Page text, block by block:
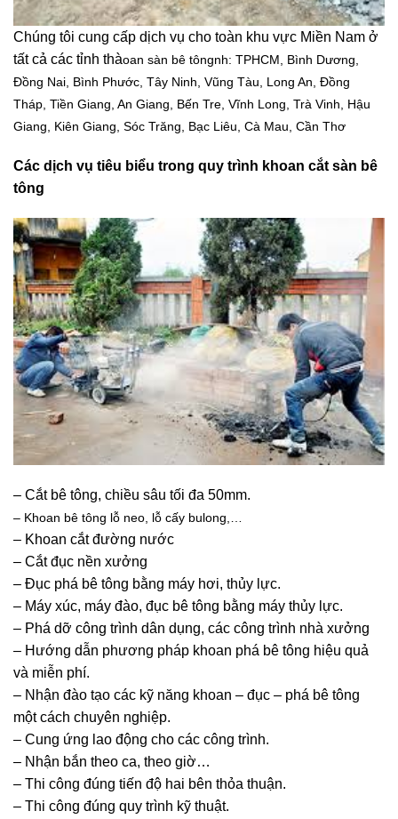
Chúng tôi cung cấp dịch vụ cho toàn khu vực Miền Nam ở
tất cả các tỉnh thàoan sàn bê tôngnh: TPHCM, Bình Dương,
Đồng Nai, Bình Phước, Tây Ninh, Vũng Tàu, Long An, Đồng
Tháp, Tiền Giang, An Giang, Bến Tre, Vĩnh Long, Trà Vinh, Hậu
Giang, Kiên Giang, Sóc Trăng, Bạc Liêu, Cà Mau, Cần Thơ
Các dịch vụ tiêu biểu trong quy trình khoan cắt sàn bê
tông
– Cắt bê tông, chiều sâu tối đa 50mm.
– Khoan bê tông lỗ neo, lỗ cấy bulong,…
– Khoan cắt đường nước
– Cắt đục nền xưởng
– Đục phá bê tông bằng máy hơi, thủy lực.
– Máy xúc, máy đào, đục bê tông bằng máy thủy lực.
– Phá dỡ công trình dân dụng, các công trình nhà xưởng
– Hướng dẫn phương pháp khoan phá bê tông hiệu quả
và miễn phí.
– Nhận đào tạo các kỹ năng khoan – đục – phá bê tông
một cách chuyên nghiệp.
– Cung ứng lao động cho các công trình.
– Nhận bắn theo ca, theo giờ…
– Thi công đúng tiến độ hai bên thỏa thuận.
– Thi công đúng quy trình kỹ thuật.